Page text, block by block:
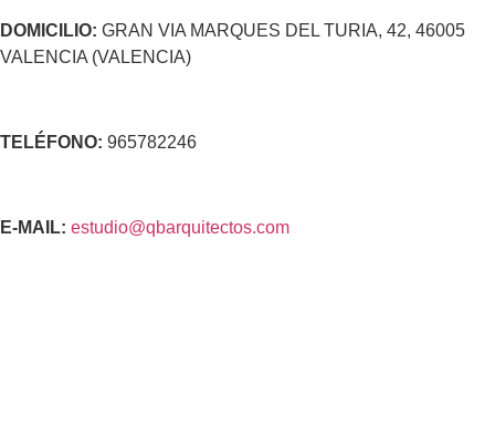
DOMICILIO: GRAN VIA MARQUES DEL TURIA, 42, 46005
VALENCIA (VALENCIA)
TELÉFONO: 965782246
E-MAIL: estudio@qbarquitectos.com